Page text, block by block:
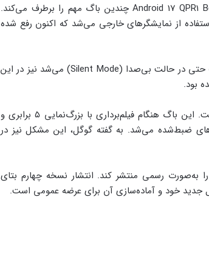
طبق فهرست تغییرات رسمی منتشرشده از سوی گوگل، Android 17 QPR1 Beta 4 چندین باگ مهم را برطرف می‌کند.
از نمایشگرهای خارجی می‌شد که اکنون رفع شده
علاوه بر این، ایرادی که موجب پخش صدای ثبت اسکرین‌شات حتی در حالت بی‌صدا (Silent Mode) می‌شد نیز در این
بود.
گوگل همچنین یک اشکال مرتبط با دوربین را اصلاح کرده است. این باگ هنگام فیلم‌برداری با بزرگ‌نمایی ۵ برابری و
ضبط‌شده می‌شد. به گفته گوگل، این مشکل نیز در
انتظار می‌رود گوگل در آینده نزدیک نسخه پایدار اندروید ۱۷ را به‌صورت رسمی منتشر کند. انتشار نسخه چهارم بتای